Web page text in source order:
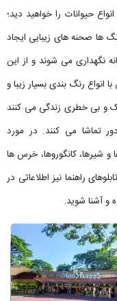
حیوانات را خواهید دید؛
ها صحنه های زیبایی ایجاد
نگهداری می شوند و از این
انواع رنگ بندی بسیار زیبا و
و بی خطری زندگی می کنند
تماشا می کنند. در مورد
و شیرها، کانگوروها، خرس ها
راهنما نیز اطلاعاتی در
و آشنا شوید.